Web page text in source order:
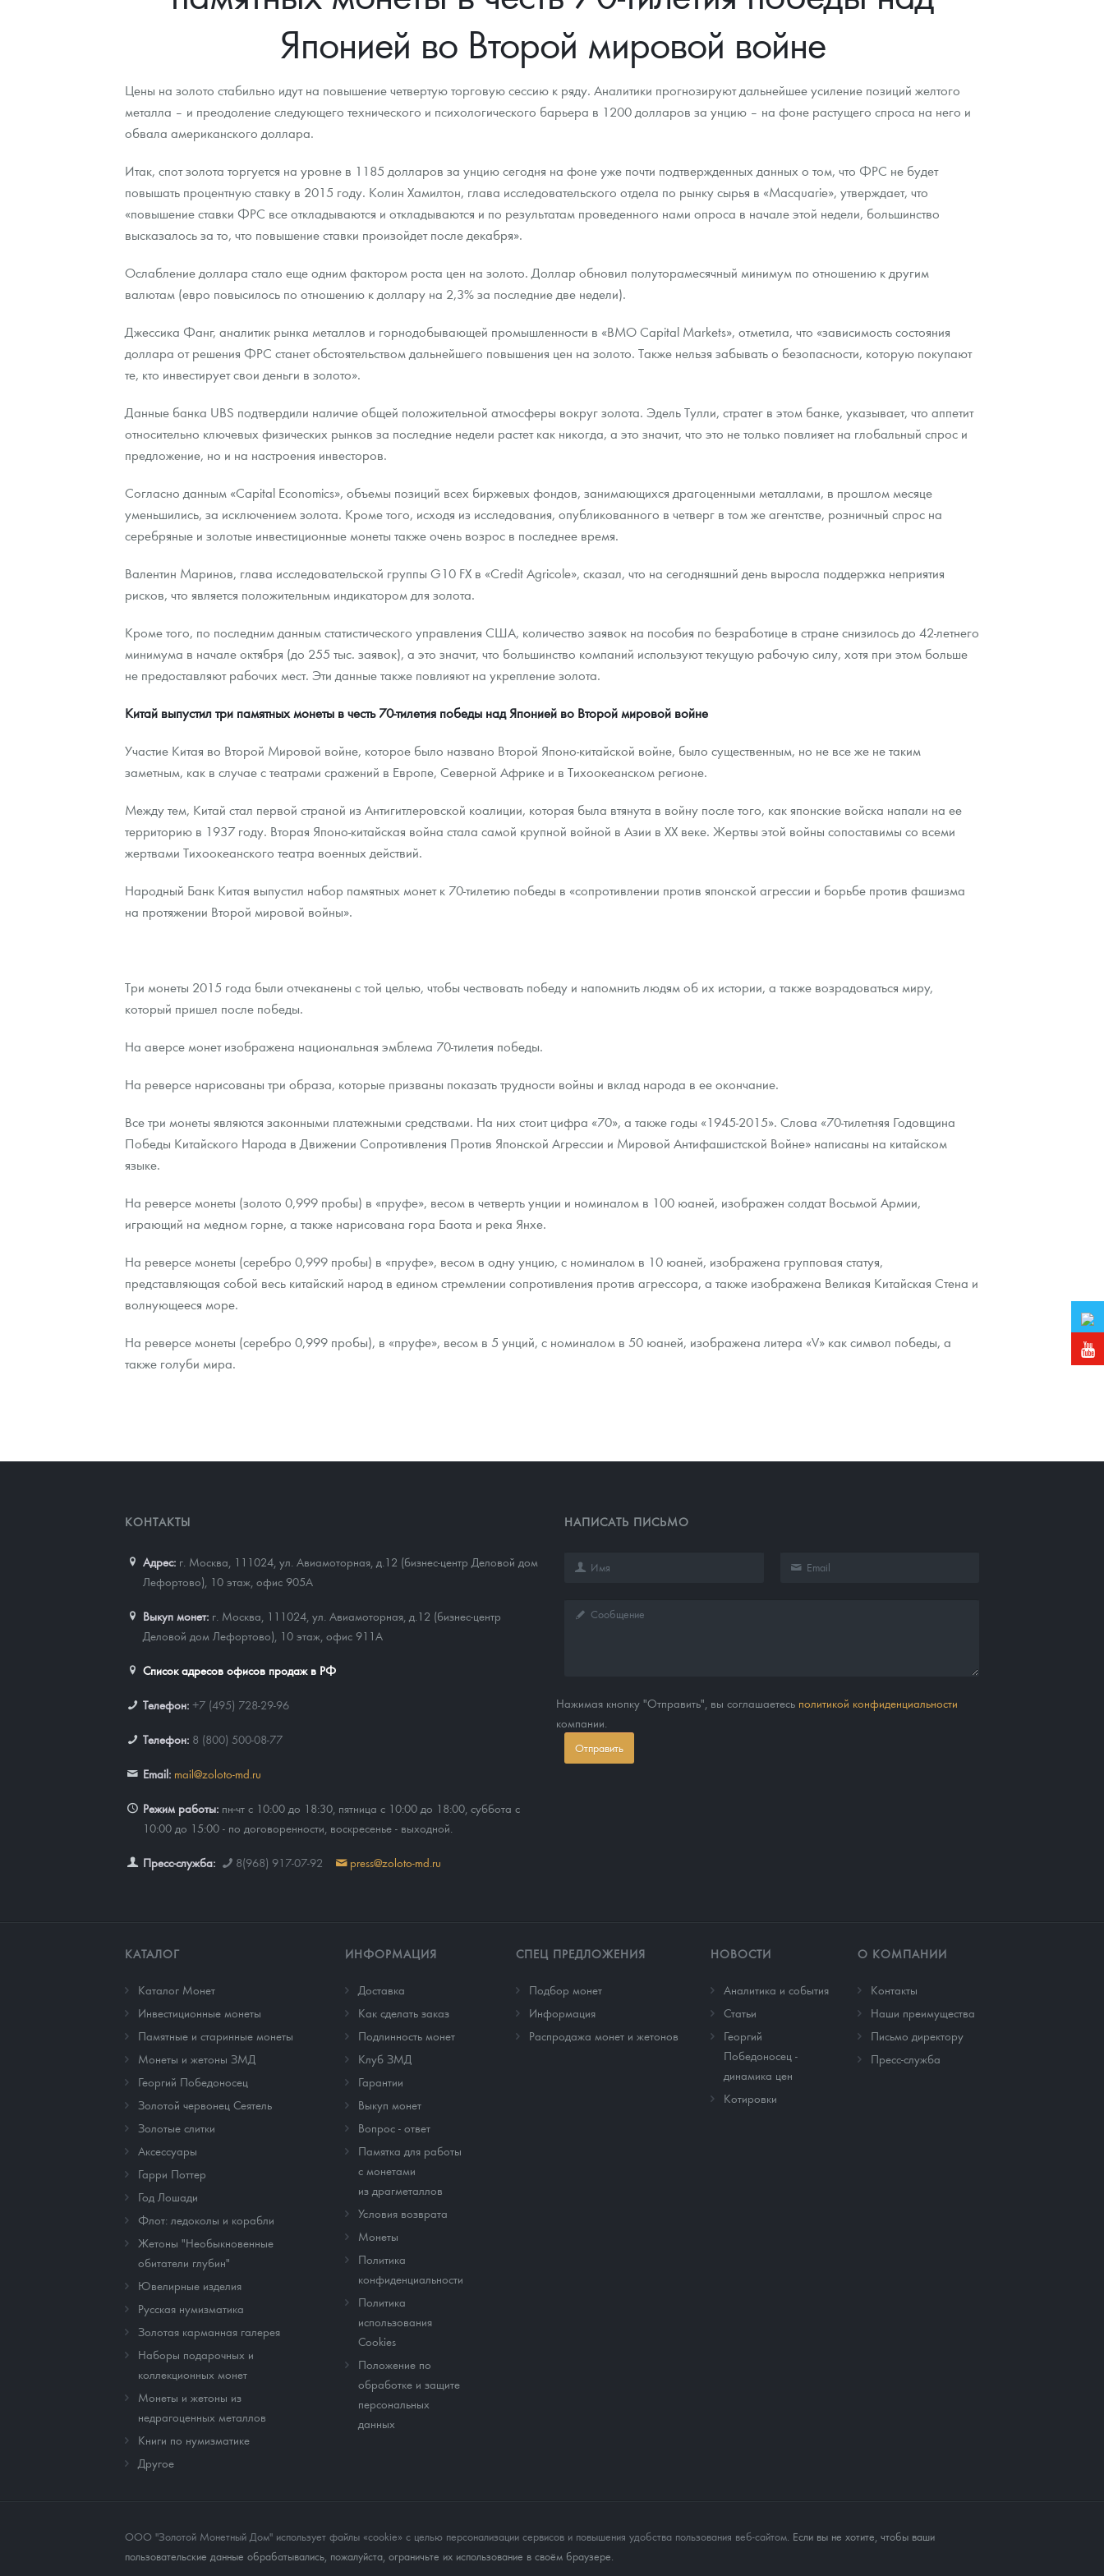
Аксессуары
Год Лошади
Флот: ледоколы и корабли
Ювелирные изделия
Русская нумизматика
Золотая карманная галерея
Монеты и жетоны из недрагоценных металлов
Памятка для работы с монетами из драгметаллов
Условия возврата
Монеты
Политика конфиденциальности
Положение по обработке и защите персональных данных
Итоги 2025 года. Прогноз курсов золота, серебра, платины на 2026 год
Скупка слитков
Наши преимущества
Письмо директору
Японией во Второй мировой войне
Цены на золото стабильно идут на повышение четвертую торговую сессию к ряду. Аналитики прогнозируют дальнейшее усиление позиций желтого
металла – и преодоление следующего технического и психологического барьера в 1200 долларов за унцию – на фоне растущего спроса на него и
обвала американского доллара.
Итак, спот золота торгуется на уровне в 1185 долларов за унцию сегодня на фоне уже почти подтвержденных данных о том, что ФРС не будет
повышать процентную ставку в 2015 году. Колин Хамилтон, глава исследовательского отдела по рынку сырья в «Macquarie», утверждает, что
«повышение ставки ФРС все откладываются и откладываются и по результатам проведенного нами опроса в начале этой недели, большинство
высказалось за то, что повышение ставки произойдет после декабря».
Ослабление доллара стало еще одним фактором роста цен на золото. Доллар обновил полуторамесячный минимум по отношению к другим
валютам (евро повысилось по отношению к доллару на 2,3% за последние две недели).
Джессика Фанг, аналитик рынка металлов и горнодобывающей промышленности в «BMO Capital Markets», отметила, что «зависимость состояния
доллара от решения ФРС станет обстоятельством дальнейшего повышения цен на золото. Также нельзя забывать о безопасности, которую покупают
те, кто инвестирует свои деньги в золото».
Данные банка UBS подтвердили наличие общей положительной атмосферы вокруг золота. Эдель Тулли, стратег в этом банке, указывает, что аппетит
относительно ключевых физических рынков за последние недели растет как никогда, а это значит, что это не только повлияет на глобальный спрос и
предложение, но и на настроения инвесторов.
Согласно данным «Capital Economics», объемы позиций всех биржевых фондов, занимающихся драгоценными металлами, в прошлом месяце
уменьшились, за исключением золота. Кроме того, исходя из исследования, опубликованного в четверг в том же агентстве, розничный спрос на
серебряные и золотые инвестиционные монеты также очень возрос в последнее время.
Валентин Маринов, глава исследовательской группы G10 FX в «Credit Agricole», сказал, что на сегодняшний день выросла поддержка неприятия
рисков, что является положительным индикатором для золота.
Кроме того, по последним данным статистического управления США, количество заявок на пособия по безработице в стране снизилось до 42-летнего
минимума в начале октября (до 255 тыс. заявок), а это значит, что большинство компаний используют текущую рабочую силу, хотя при этом больше
не предоставляют рабочих мест. Эти данные также повлияют на укрепление золота.
Китай выпустил три памятных монеты в честь 70-тилетия победы над Японией во Второй мировой войне
Участие Китая во Второй Мировой войне, которое было названо Второй Японо-китайской войне, было существенным, но не все же не таким
заметным, как в случае с театрами сражений в Европе, Северной Африке и в Тихоокеанском регионе.
Между тем, Китай стал первой страной из Антигитлеровской коалиции, которая была втянута в войну после того, как японские войска напали на ее
территорию в 1937 году. Вторая Японо-китайская война стала самой крупной войной в Азии в ХХ веке. Жертвы этой войны сопоставимы со всеми
жертвами Тихоокеанского театра военных действий.
Народный Банк Китая выпустил набор памятных монет к 70-тилетию победы в «сопротивлении против японской агрессии и борьбе против фашизма
на протяжении Второй мировой войны».
Три монеты 2015 года были отчеканены с той целью, чтобы чествовать победу и напомнить людям об их истории, а также возрадоваться миру,
который пришел после победы.
На аверсе монет изображена национальная эмблема 70-тилетия победы.
На реверсе нарисованы три образа, которые призваны показать трудности войны и вклад народа в ее окончание.
Все три монеты являются законными платежными средствами. На них стоит цифра «70», а также годы «1945-2015». Слова «70-тилетняя Годовщина
Победы Китайского Народа в Движении Сопротивления Против Японской Агрессии и Мировой Антифашистской Войне» написаны на китайском
языке.
На реверсе монеты (золото 0,999 пробы) в «пруфе», весом в четверть унции и номиналом в 100 юаней, изображен солдат Восьмой Армии,
играющий на медном горне, а также нарисована гора Баота и река Янхе.
На реверсе монеты (серебро 0,999 пробы) в «пруфе», весом в одну унцию, с номиналом в 10 юаней, изображена групповая статуя,
представляющая собой весь китайский народ в едином стремлении сопротивления против агрессора, а также изображена Великая Китайская Стена и
волнующееся море.
На реверсе монеты (серебро 0,999 пробы), в «пруфе», весом в 5 унций, с номиналом в 50 юаней, изображена литера «V» как символ победы, а
также голуби мира.
КОНТАКТЫ
Адрес: г. Москва, 111024 ул. Авиамоторная, д.12 (бизнес-центр Деловой дом
Лефортово), 10 этаж, офис 905А
Выкуп монет: г. Москва, 111024, ул. Авиамоторная, д.12 (бизнес-центр
Деловой дом Лефортово), 10 этаж, офис 911А
Список адресов офисов продаж в РФ
Телефон: +7 (495) 728-29-96
Телефон: 8 (800) 500-08-77
Email: mail@zoloto-md.ru
Режим работы: пн-чт с 10:00 до 18:30, пятница с 10:00 до 18:00, суббота с
10:00 до 15:00 - по договоренности, воскресенье - выходной.
Пресс-служба: 8(968) 917-07-92 press@zoloto-md.ru
НАПИСАТЬ ПИСЬМО
Нажимая кнопку "Отправить", вы соглашаетесь политикой конфиденциальности
компании.
Отправить
КАТАЛОГ
Каталог Монет
Инвестиционные монеты
Памятные и старинные монеты
Монеты и жетоны ЗМД
Георгий Победоносец
Золотой червонец Сеятель
Золотые слитки
Аксессуары
Гарри Поттер
Год Лошади
Флот: ледоколы и корабли
Жетоны "Необыкновенные
обитатели глубин"
Ювелирные изделия
Русская нумизматика
Золотая карманная галерея
Наборы подарочных и
коллекционных монет
Монеты и жетоны из
недрагоценных металлов
Книги по нумизматике
Другое
ИНФОРМАЦИЯ
Доставка
Как сделать заказ
Подлинность монет
Клуб ЗМД
Гарантии
Выкуп монет
Вопрос - ответ
Памятка для работы
с монетами
из драгметаллов
Условия возврата
Монеты
Политика
конфиденциальности
Политика
использования
Cookies
Положение по
обработке и защите
персональных
данных
СПЕЦ ПРЕДЛОЖЕНИЯ
Подбор монет
Информация
Распродажа монет и жетонов
НОВОСТИ
Аналитика и события
Cтатьи
Георгий
Победоносец -
динамика цен
Котировки
О КОМПАНИИ
Контакты
Наши преимущества
Письмо директору
Пресс-служба
ООО "Золотой Монетный Дом" использует файлы «cookie» с целью персонализации сервисов и повышения удобства пользования веб-сайтом . Если вы не хотите, чтобы ваши
пользовательские данные обрабатывались, пожалуйста, ограничьте их использование в своём браузере.